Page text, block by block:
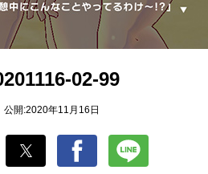
02-99
公開:2020年11月16日